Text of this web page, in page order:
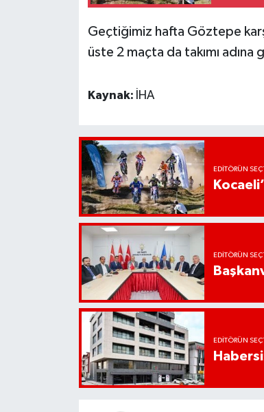
Geçtiğimiz hafta Göztepe
üste 2 maçta da takımı
Kaynak: İHA
EDITÖRÜN
EDITÖRÜN
EDITÖRÜN